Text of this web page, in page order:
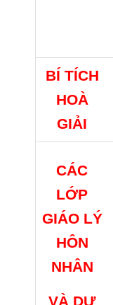
BÍ TÍCH
HOÀ
GIẢI
CÁC
LỚP
GIÁO LÝ
HÔN
NHÂN
VÀ DỰ